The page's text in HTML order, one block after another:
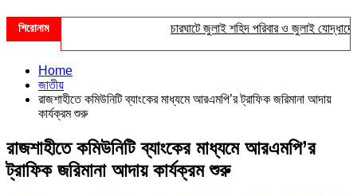
শিরোনাম চারঘাটে জুলাই শহিদ পরিবার ও জুলাই যোদ্ধাদের
Home
জাতীয়
রাজশাহীতে কমিউনিটি ব্যাংকের মাধ্যমে আরএমপি’র ট্রাফিক জরিমানা আদায়
কার্যক্রম শুরু
রাজশাহীতে কমিউনিটি ব্যাংকের মাধ্যমে আরএমপি’র
ট্রাফিক জরিমানা আদায় কার্যক্রম শুরু